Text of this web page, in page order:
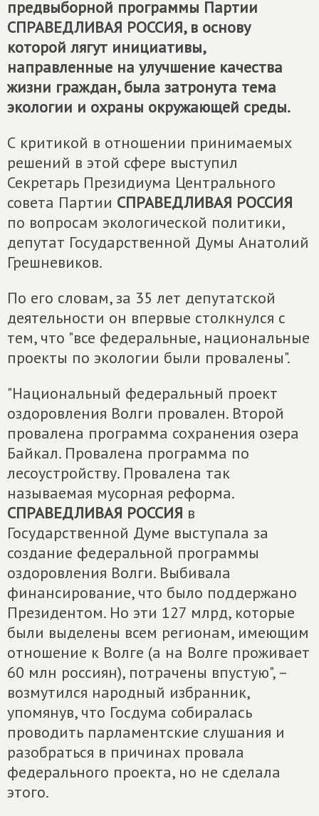
предвыборной программы Партии
СПРАВЕДЛИВАЯ РОССИЯ, в основу
которой лягут инициативы,
направленные на улучшение качества
жизни граждан, была затронута тема
экологии и охраны окружающей среды.
С критикой в отношении принимаемых
решений в этой сфере выступил
Секретарь Президиума Центрального
совета Партии СПРАВЕДЛИВАЯ РОССИЯ
по вопросам экологической политики,
депутат Государственной Думы Анатолий
Грешневиков.
По его словам, за 35 лет депутатской
деятельности он впервые столкнулся с
тем, что "все федеральные, национальные
проекты по экологии были провалены".
"Национальный федеральный проект
оздоровления Волги провален. Второй
провалена программа сохранения озера
Байкал. Провалена программа по
лесоустройству. Провалена так
называемая мусорная реформа.
СПРАВЕДЛИВАЯ РОССИЯ в
Государственной Думе выступала за
создание федеральной программы
оздоровления Волги. Выбивала
финансирование, что было поддержано
Президентом. Но эти 127 млрд, которые
были выделены всем регионам, имеющим
отношение к Волге (а на Волге проживает
60 млн россиян), потрачены впустую", –
возмутился народный избранник,
упомянув, что Госдума собиралась
проводить парламентские слушания и
разобраться в причинах провала
федерального проекта, но не сделала
этого.